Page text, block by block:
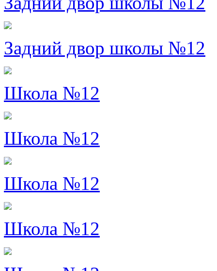
Задний двор школы №12
Школа №12
Школа №12
Школа №12
Школа №12